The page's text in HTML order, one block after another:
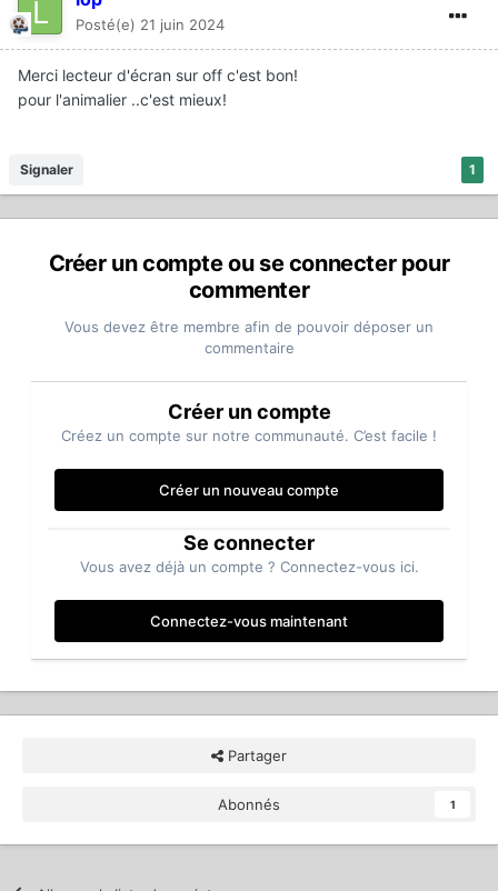
Posté(e) 21 juin 2024
Merci lecteur d'écran sur off c'est bon!
pour l'animalier ..c'est mieux!
1
Signaler
Créer un compte ou se connecter pour
commenter
Vous devez être membre afin de pouvoir déposer un
commentaire
Créer un compte
Créez un compte sur notre communauté. C’est facile !
Créer un nouveau compte
Se connecter
Vous avez déjà un compte ? Connectez-vous ici.
Connectez-vous maintenant
Partager
Abonnés 1